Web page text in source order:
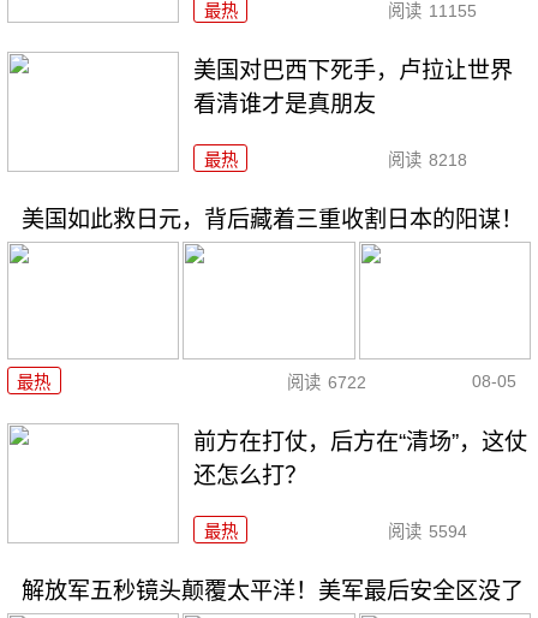
最热 阅读 11155
美国对巴西下死手，卢拉让世界
看清谁才是真朋友
最热 阅读 8218
美国如此救日元，背后藏着三重收割日本的阳谋！
最热 阅读 6722 08-05
前方在打仗，后方在“清场”，这仗
还怎么打？
最热 阅读 5594
解放军五秒镜头颠覆太平洋！美军最后安全区没了